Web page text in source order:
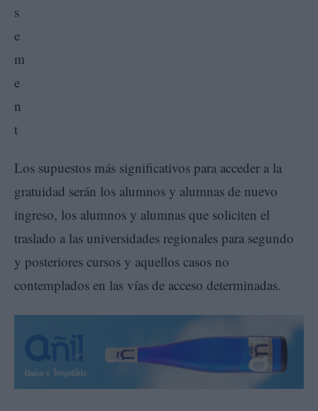
Los supuestos más significativos para acceder a la
gratuidad serán los alumnos y alumnas de nuevo
ingreso, los alumnos y alumnas que soliciten el
traslado a las universidades regionales para segundo
y posteriores cursos y aquellos casos no
contemplados en las vías de acceso determinadas.